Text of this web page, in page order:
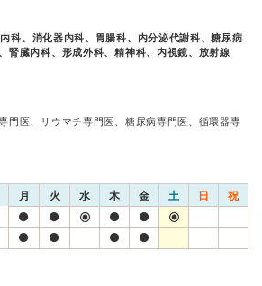
科、消化器内科、胃腸科、内分泌代謝科、糖尿病
腎臓内科、形成外科、精神科、内視鏡、放射線
門医、リウマチ専門医、糖尿病専門医、循環器専
月 火 水 木 金 土 日 祝